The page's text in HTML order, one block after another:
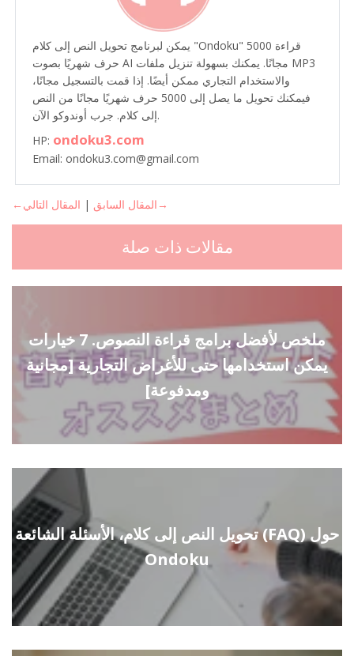
يمكن لبرنامج تحويل النص إلى كلام "Ondoku" قراءة 5000
حرف شهريًا بصوت AI مجانًا. يمكنك بسهولة تنزيل ملفات MP3
والاستخدام التجاري ممكن أيضًا. إذا قمت بالتسجيل مجانًا،
فيمكنك تحويل ما يصل إلى 5000 حرف شهريًا مجانًا من النص
إلى كلام. جرب أوندوكو الآن.
HP: ondoku3.com
Email: ondoku3.com@gmail.com
←المقال السابق | المقال التالي→
مقالات ذات صلة
ملخص لأفضل برامج قراءة النصوص. 7 خيارات
يمكن استخدامها حتى للأغراض التجارية [مجانية
ومدفوعة]
تحويل النص إلى كلام، الأسئلة الشائعة (FAQ) حول
Ondoku